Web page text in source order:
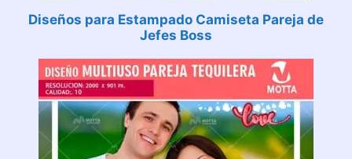
Diseños para Estampado Camiseta Pareja de
Jefes Boss